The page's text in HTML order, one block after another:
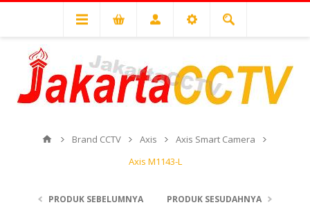
Brand CCTV Axis
Axis Smart Camera
Axis M1143-L
PRODUK SEBELUMNYA PRODUK SESUDAHNYA